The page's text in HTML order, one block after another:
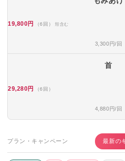
19,800円 （6回） 頬含む
3,300円/回
首
29,280円 （6回）
4,880円/回
プラン・キャンペーン 最新の